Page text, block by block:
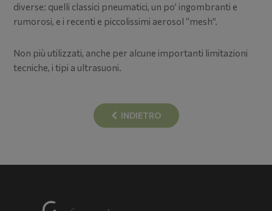
diverse: quelli classici pneumatici, un po’ ingombranti e
rumorosi, e i recenti e piccolissimi aerosol “mesh”.
Non più utilizzati, anche per alcune importanti limitazioni
tecniche, i tipi a ultrasuoni.
INDIETRO